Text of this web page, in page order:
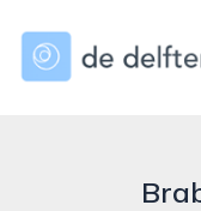
dedelftenaar.nl